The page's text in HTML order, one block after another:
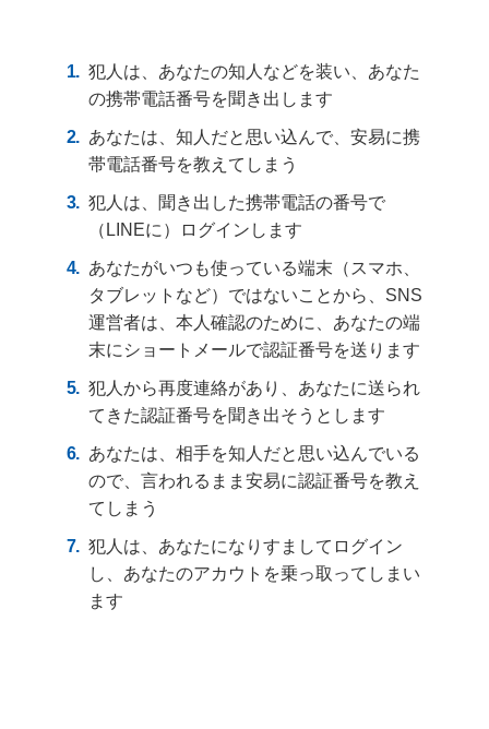
犯人は、あなたの知人などを装い、あなた
の携帯電話番号を聞き出します
あなたは、知人だと思い込んで、安易に携
帯電話番号を教えてしまう
犯人は、聞き出した携帯電話の番号で
（LINEに）ログインします
あなたがいつも使っている端末（スマホ、
タブレットなど）ではないことから、SNS
運営者は、本人確認のために、あなたの端
末にショートメールで認証番号を送ります
犯人から再度連絡があり、あなたに送られ
てきた認証番号を聞き出そうとします
あなたは、相手を知人だと思い込んでいる
ので、言われるまま安易に認証番号を教え
てしまう
犯人は、あなたになりすましてログイン
し、あなたのアカウトを乗っ取ってしまい
ます